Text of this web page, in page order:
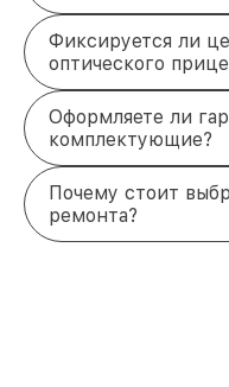
Фиксируется ли
оптического
Оформляете ли
комплектующие?
Почему стоит
ремонта?